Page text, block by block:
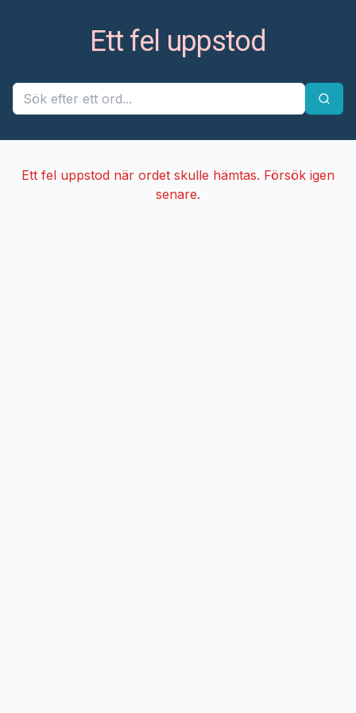
Ett fel uppstod
Ett fel uppstod när ordet skulle hämtas. Försök igen
senare.